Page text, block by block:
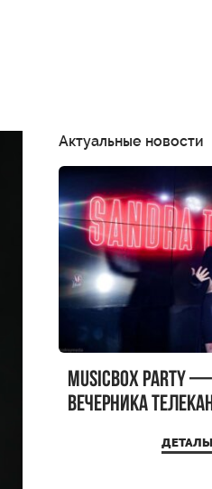
Актуальные новости
MUSICBOX
вечерника